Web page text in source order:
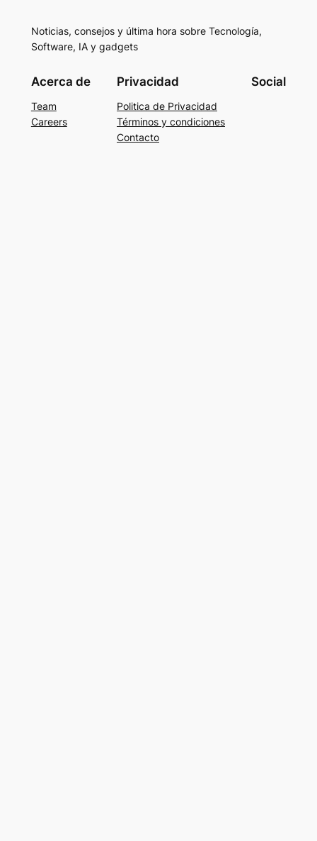
Noticias, consejos y última hora sobre Tecnología,
Software, IA y gadgets
Acerca de
Team
Careers
Privacidad
Politica de Privacidad
Términos y condiciones
Contacto
Social